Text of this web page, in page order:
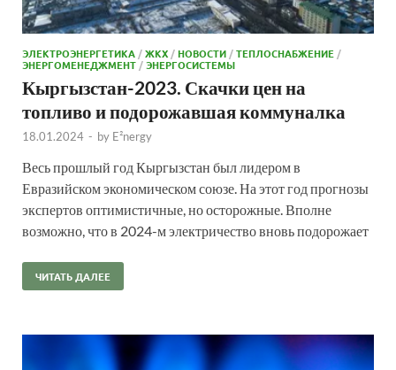
ЭЛЕКТРОЭНЕРГЕТИКА/ЖКХ/НОВОСТИ/ТЕПЛОСНАБЖЕНИЕ/
ЭНЕРГОМЕНЕДЖМЕНТ/ЭНЕРГОСИСТЕМЫ
Кыргызстан-2023. Скачки цен на
топливо и подорожавшая коммуналка
18.01.2024 - by E²nergy
Весь прошлый год Кыргызстан был лидером в
Евразийском экономическом союзе. На этот год прогнозы
экспертов оптимистичные, но осторожные. Вполне
возможно, что в 2024-м электричество вновь подорожает
ЧИТАТЬ ДАЛЕЕ